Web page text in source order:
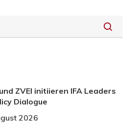
ZVEI initiieren IFA Leaders
Dialogue
2026